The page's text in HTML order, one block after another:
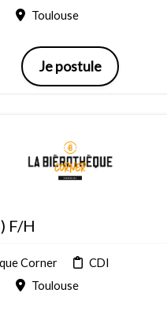
Toulouse
Je postule
F/H
Corner
CDI
Toulouse